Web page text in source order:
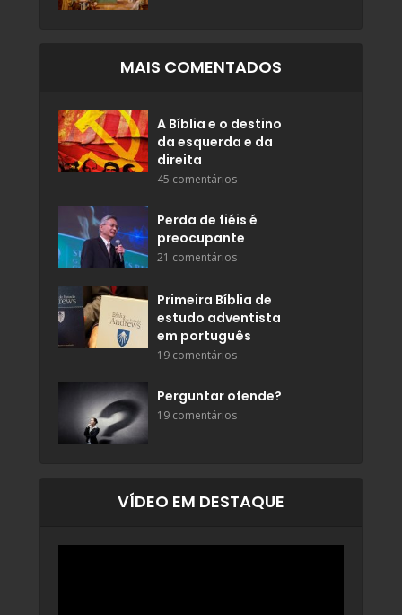
MAIS COMENTADOS
A Bíblia e o destino
da esquerda e da
direita
45 comentários
Perda de fiéis é
preocupante
21 comentários
Primeira Bíblia de
estudo adventista
em português
19 comentários
Perguntar ofende?
19 comentários
VÍDEO EM DESTAQUE